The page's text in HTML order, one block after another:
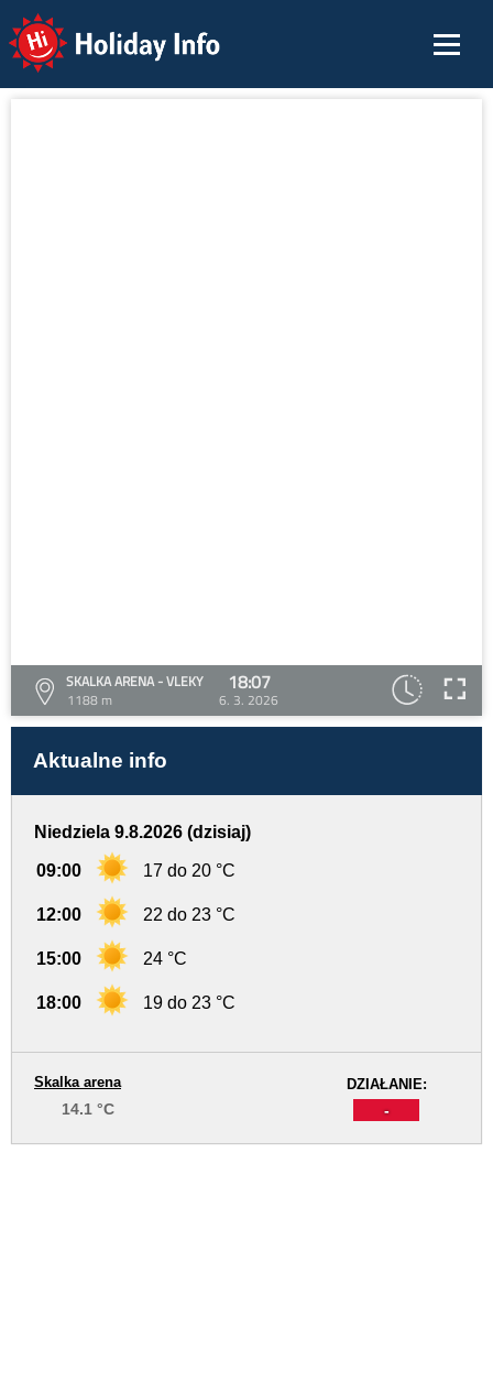
Holiday Info
SKALKA ARENA - VLEKY
1188 m
18:07
6. 3. 2026
Aktualne info
Niedziela 9.8.2026 (dzisiaj)
09:00 17 do 20 °C
12:00 22 do 23 °C
15:00 24 °C
18:00 19 do 23 °C
DZIAŁANIE:
-
Skalka arena
14.1 °C